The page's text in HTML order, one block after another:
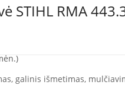
STIHL RMA
galinis išmetimas,